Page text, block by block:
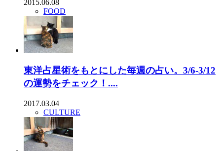
2015.06.08
FOOD
東洋占星術をもとにした毎週の占い。3/6-3/12
の運勢をチェック！....
2017.03.04
CULTURE